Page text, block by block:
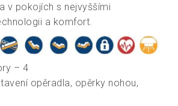
v pokojích s nejvyššími
a komfort.
– 4
opěradla, opěrky nohou,